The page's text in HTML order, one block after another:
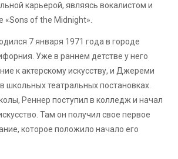
карьерой, являясь вокалистом и
«Sons of the Midnight».
7 января 1971 года в городе
Уже в раннем детстве у него
к актерскому искусству, и Джереми
школьных театральных постановках.
Реннер поступил в колледж и начал
Там он получил свое первое
которое положило начало его